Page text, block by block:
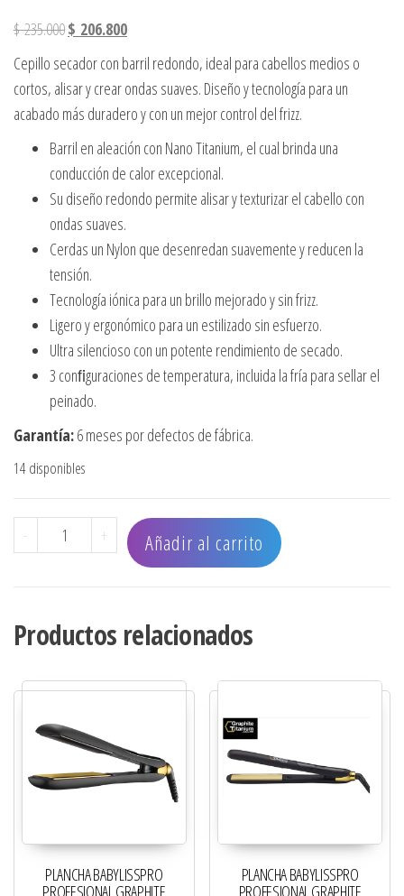
$235.000El precio original era: $ 235.000.
$ 206.800El precio actual es: $ 206.800.
Cepillo secador con barril redondo, ideal para cabellos medios o
cortos, alisar y crear ondas suaves. Diseño y tecnología para un
acabado más duradero y con un mejor control del frizz.
Barril en aleación con Nano Titanium, el cual brinda una
conducción de calor excepcional.
Su diseño redondo permite alisar y texturizar el cabello con
ondas suaves.
Cerdas un Nylon que desenredan suavemente y reducen la
tensión.
Tecnología iónica para un brillo mejorado y sin frizz.
Ligero y ergonómico para un estilizado sin esfuerzo.
Ultra silencioso con un potente rendimiento de secado.
3 conﬁguraciones de temperatura, incluida la fría para sellar el
peinado.
Garantía:6 meses por defectos de fábrica.
14 disponibles
- CEPILLO SECADOR HOT AIR BRUSH 1.5" REDONDO
+ Añadir al carrito
Productos relacionados
PLANCHA BABYLISSPRO PLANCHA BABYLISSPRO